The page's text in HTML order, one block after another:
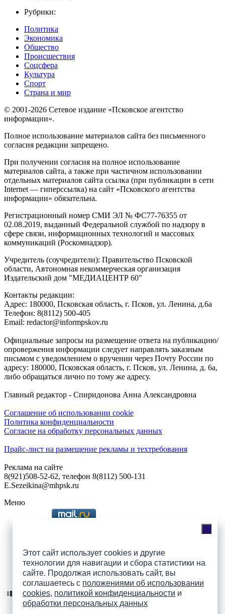
Этот сайт использует cookies и другие
технологии для навигации и сбора статистики на
сайте. Продолжая использовать сайт, вы
соглашаетесь с положениями об использовании
cookies, политикой конфиденциальности и
обработки персональных данных
Рубрики:
Политика
Экономика
Общество
Происшествия
Соцсфера
Культура
Спорт
Страна и мир
© 2001-2026 Сетевое издание «Псковское агентство
информации».
Полное использование материалов сайта без письменного
согласия редакции запрещено.
При получении согласия на полное использование
материалов сайта, а также при частичном использовании
отдельных материалов сайта ссылка (при публикации в сети
Internet — гиперссылка) на сайт «Псковского агентства
информации» обязательна.
Регистрационный номер СМИ ЭЛ № ФС77-76355 от
02.08.2019, выданный Федеральной службой по надзору в
сфере связи, информационных технологий и массовых
коммуникаций (Роскомнадзор).
Учредитель (соучредители): Правительство Псковской
области, Автономная некоммерческая организация
Издательский дом "МЕДИАЦЕНТР 60"
Контакты редакции:
Адреc: 180000, Псковская область, г. Псков, ул. Ленина, д.6а
Телефон: 8(8112) 500-405
Email: redactor@informpskov.ru
Официальные запросы на размещение ответа на публикацию/
опровержения информации следует направлять заказным
письмом с уведомлением о вручении через Почту России по
адресу: 180000, Псковская область, г. Псков, ул. Ленина, д. 6а,
либо обращаться лично по тому же адресу.
Главный редактор - Спиридонова Анна Александровна
Соглашение об использовании cookie
Политика конфиденциальности
Согласие на обработку персональных данных
Прайс-лист на размещение рекламы и техтребования
Реклама на сайте
8(921)508-52-62, телефон 8(8112) 500-131
E.Sezeikina@mhpsk.ru
Меню
Подпишись на группы
ПАИ в соцсетях!